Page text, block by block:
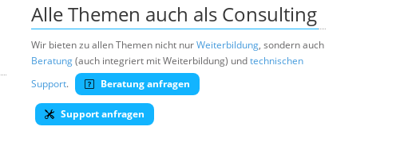
Alle Themen auch als Consulting
Wir bieten zu allen Themen nicht nurWeiterbildung, sondern auch
Beratung(auch integriert mit Weiterbildung) undtechnischen
Support. Beratung anfragen
Support anfragen